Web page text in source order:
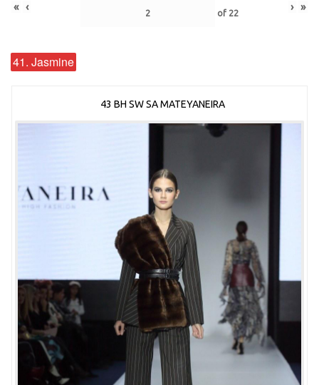
« ‹ of 22 › »
41. Jasmine
43 BH SW SA MATEYANEIRA